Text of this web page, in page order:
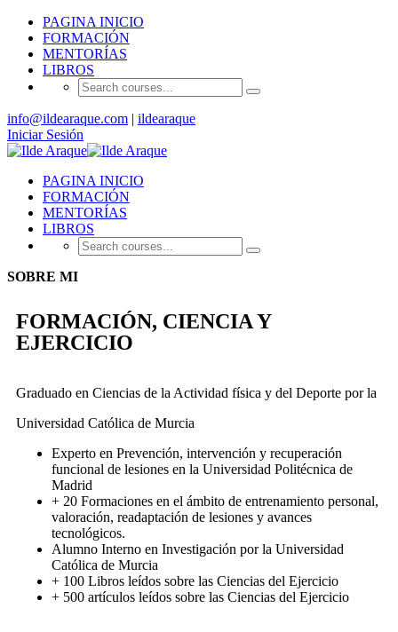
PAGINA INICIO
FORMACIÓN
MENTORÍAS
LIBROS
info@ildearaque.com | ildearaque
Iniciar Sesión
PAGINA INICIO
FORMACIÓN
MENTORÍAS
LIBROS
SOBRE MI
FORMACIÓN, CIENCIA Y
EJERCICIO
Graduado en Ciencias de la Actividad física y del Deporte por la
Universidad Católica de Murcia
Experto en Prevención, intervención y recuperación
funcional de lesiones en la Universidad Politécnica de
Madrid
+ 20 Formaciones en el ámbito de entrenamiento personal,
valoración, readaptación de lesiones y avances
tecnológicos.
Alumno Interno en Investigación por la Universidad
Católica de Murcia
+ 100 Libros leídos sobre las Ciencias del Ejercicio
+ 500 artículos leídos sobre las Ciencias del Ejercicio